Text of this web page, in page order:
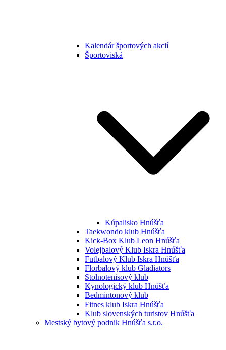
Kalendár športových akcií
Športoviská
Kúpalisko Hnúšťa
Taekwondo klub Hnúšťa
Kick-Box Klub Leon Hnúšťa
Volejbalový Klub Iskra Hnúšťa
Futbalový Klub Iskra Hnúšťa
Florbalový klub Gladiators
Stolnotenisový klub
Kynologický klub Hnúšťa
Bedmintonový klub
Fitnes klub Iskra Hnúšťa
Klub slovenských turistov Hnúšťa
Mestský bytový podnik Hnúšťa s.r.o.